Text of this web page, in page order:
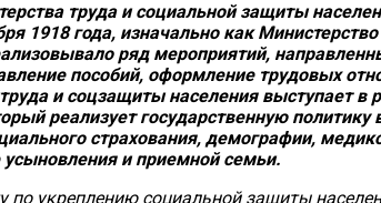
труда и социальной защиты
1918 года, изначально как
ряд мероприятий,
пособий, оформление трудовых
и соцзащиты населения выступает в
реализует государственную политику
страхования, демографии,
и приемной семьи.
по укреплению социальной защиты